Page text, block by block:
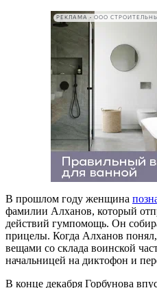
В прошлом году женщина
фамилии Алханов, который
действий гумпомощь. Он
прицелы. Когда Алханов понял,
вещами со склада воинской
начальницей на диктофон и
В конце декабря Горбунова